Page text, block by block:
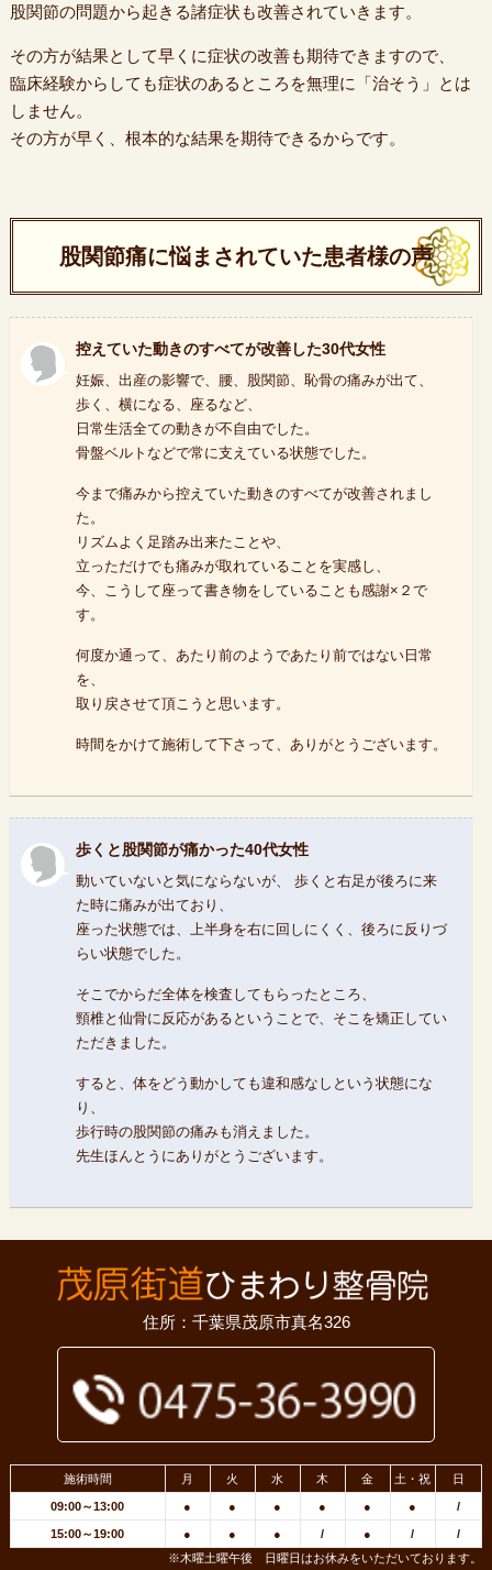
股関節の問題から起きる諸症状も改善されていきます。
その方が結果として早くに症状の改善も期待できますので、
臨床経験からしても症状のあるところを無理に「治そう」とは
しません。
その方が早く、根本的な結果を期待できるからです。
股関節痛に悩まされていた患者様の声
控えていた動きのすべてが改善した30代女性
妊娠、出産の影響で、腰、股関節、恥骨の痛みが出て、
歩く、横になる、座るなど、
日常生活全ての動きが不自由でした。
骨盤ベルトなどで常に支えている状態でした。
今まで痛みから控えていた動きのすべてが改善されまし
た。
リズムよく足踏み出来たことや、
立っただけでも痛みが取れていることを実感し、
今、こうして座って書き物をしていることも感謝×２で
す。
何度か通って、あたり前のようであたり前ではない日常
を、
取り戻させて頂こうと思います。
時間をかけて施術して下さって、ありがとうございます。
歩くと股関節が痛かった40代女性
動いていないと気にならないが、 歩くと右足が後ろに来
た時に痛みが出ており、
座った状態では、上半身を右に回しにくく、後ろに反りづ
らい状態でした。
そこでからだ全体を検査してもらったところ、
頸椎と仙骨に反応があるということで、そこを矯正してい
ただきました。
すると、体をどう動かしても違和感なしという状態にな
り、
歩行時の股関節の痛みも消えました。
先生ほんとうにありがとうございます。
住所：千葉県茂原市真名326
施術時間 月 火 水 木 金 土・祝 日
09:00～13:00 ● ● ● ● ● ● /
15:00～19:00 ● ● ● / ● /
/
※木曜土曜午後 日曜日はお休みをいただいております。